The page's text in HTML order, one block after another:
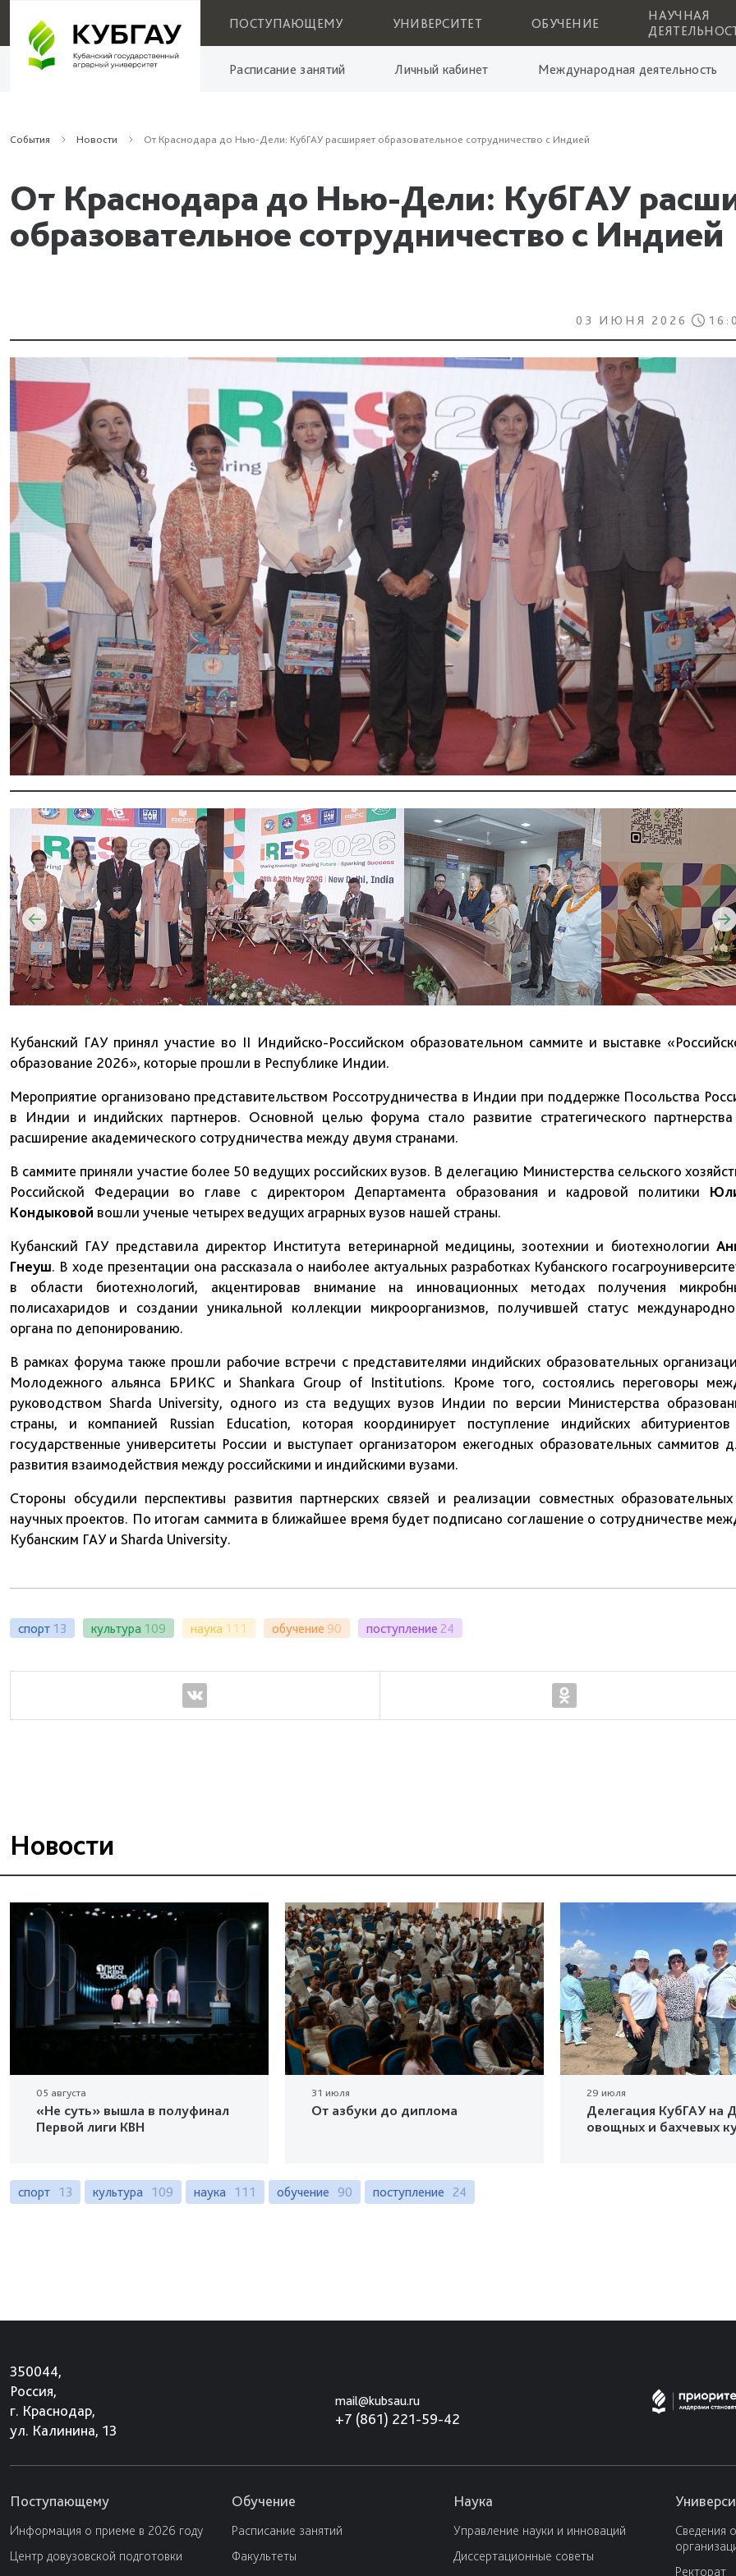
ПОСТУПАЮЩЕМУ УНИВЕРСИТЕТ ОБУЧЕНИЕ
НАУЧНАЯ
Расписание занятий Личный кабинет Международная деятельность
События Новости От Краснодара до Нью-Дели: КубГАУ расширяет образовательное сотрудничество с Индией
От Краснодара до Нью-Дели: КубГАУ
образовательное сотрудничество с Индией
03 ИЮНЯ 2026
Кубанский ГАУ принял участие во II Индийско-Российском образовательном саммите и выставке
образование 2026», которые прошли в Республике Индии.
Мероприятие организовано представительством Россотрудничества в Индии при поддержке Посольства
в Индии и индийских партнеров. Основной целью форума стало развитие стратегического
расширение академического сотрудничества между двумя странами.
В саммите приняли участие более 50 ведущих российских вузов. В делегацию Министерства сельского
Российской Федерации во главе с директором Департамента образования и кадровой политики
Кондыковой вошли ученые четырех ведущих аграрных вузов нашей страны.
Кубанский ГАУ представила директор Института ветеринарной медицины, зоотехнии и биотехнологии
Гнеуш. В ходе презентации она рассказала о наиболее актуальных разработках Кубанского
в области биотехнологий, акцентировав внимание на инновационных методах получения
полисахаридов и создании уникальной коллекции микроорганизмов, получившей статус
органа по депонированию.
В рамках форума также прошли рабочие встречи с представителями индийских образовательных
Молодежного альянса БРИКС и Shankara Group of Institutions. Кроме того, состоялись переговоры
руководством Sharda University, одного из ста ведущих вузов Индии по версии Министерства
страны, и компанией Russian Education, которая координирует поступление индийских
государственные университеты России и выступает организатором ежегодных образовательных саммитов
развития взаимодействия между российскими и индийскими вузами.
Стороны обсудили перспективы развития партнерских связей и реализации совместных
научных проектов. По итогам саммита в ближайшее время будет подписано соглашение о сотрудничестве
Кубанским ГАУ и Sharda University.
спорт 13 культура 109 наука 111 обучение 90 поступление 24
Новости
05 августа
«Не суть» вышла в полуфинал
Первой лиги КВН
31 июля
От азбуки до диплома
29 июля
Делегация КубГАУ на
овощных и бахчевых
спорт 13 культура 109 наука 111 обучение 90 поступление 24
350044,
Россия,
г. Краснодар,
ул. Калинина, 13
mail@kubsau.ru
+7 (861) 221-59-42
Поступающему
Информация о приеме в 2026 году
Центр довузовской подготовки
Обучение
Расписание занятий
Факультеты
Наука
Управление науки и инноваций
Диссертационные советы
Сведения
Ректорат